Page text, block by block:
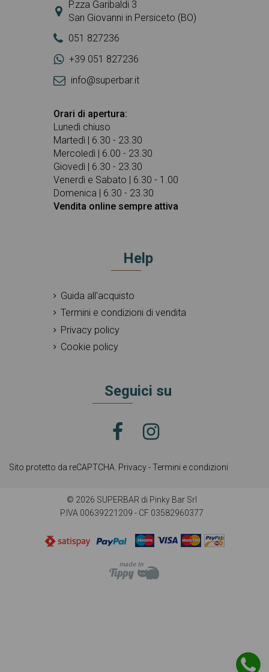
P.zza Garibaldi 3
San Giovanni in Persiceto (BO)
051 827236
+39 051 827236
info@superbar.it
Orari di apertura:
Lunedì chiuso
Martedì | 6.30 - 23.30
Mercoledì | 6.00 - 23.30
Giovedì | 6.30 - 23.30
Venerdì e Sabato | 6.30 - 1.00
Domenica | 6.30 - 23.30
Vendita online sempre attiva
Help
Guida all'acquisto
Termini e condizioni di vendita
Privacy policy
Cookie policy
Sito protetto da reCAPTCHA. Privacy-Termini e condizioni
Seguici su
© 2026 SUPERBAR di Pinky Bar Srl
P.IVA 00639221209 - CF 03582960377